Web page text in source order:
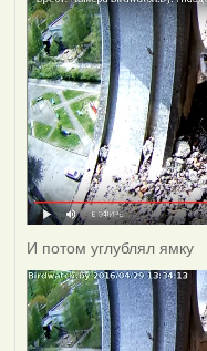
И потом углублял ямку